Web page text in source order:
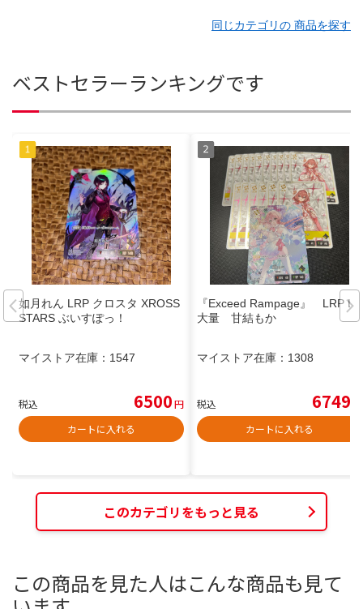
同じカテゴリの 商品を探す
ベストセラーランキングです
如月れん LRP クロスタ XROSS
STARS ぶいすぽっ！
マイストア在庫： 1547
税込 6500円
カートに入れる
『Exceed Rampage』 LRP LR
大量 甘結もか
マイストア在庫： 1308
税込 6749
カートに入れる
このカテゴリをもっと見る
この商品を見た人はこんな商品も見て